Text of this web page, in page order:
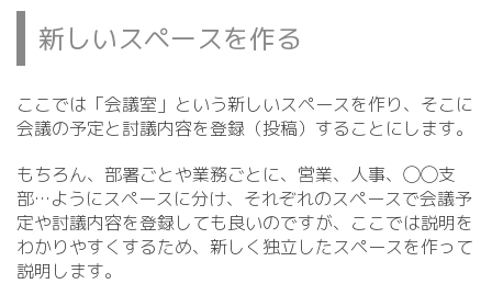
新しいスペースを作る
ここでは「会議室」という新しいスペースを作り、そこに
会議の予定と討議内容を登録（投稿）することにします。
もちろん、部署ごとや業務ごとに、営業、人事、◯◯支
部…ようにスペースに分け、それぞれのスペースで会議予
定や討議内容を登録しても良いのですが、ここでは説明を
わかりやすくするため、新しく独立したスペースを作って
説明します。